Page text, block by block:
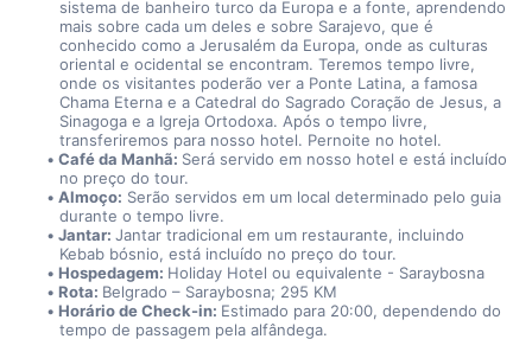
sistema de banheiro turco da Europa e a fonte, aprendendo
mais sobre cada um deles e sobre Sarajevo, que é
conhecido como a Jerusalém da Europa, onde as culturas
oriental e ocidental se encontram. Teremos tempo livre,
onde os visitantes poderão ver a Ponte Latina, a famosa
Chama Eterna e a Catedral do Sagrado Coração de Jesus, a
Sinagoga e a Igreja Ortodoxa. Após o tempo livre,
transferiremos para nosso hotel. Pernoite no hotel.
Café da Manhã: Será servido em nosso hotel e está incluído
no preço do tour.
Almoço: Serão servidos em um local determinado pelo guia
durante o tempo livre.
Jantar: Jantar tradicional em um restaurante, incluindo
Kebab bósnio, está incluído no preço do tour.
Hospedagem: Holiday Hotel ou equivalente - Saraybosna
Rota: Belgrado – Saraybosna; 295 KM
Horário de Check-in: Estimado para 20:00, dependendo do
tempo de passagem pela alfândega.